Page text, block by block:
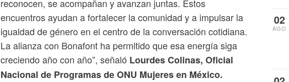
reconocen, se acompañan y avanzan juntas. Estos
encuentros ayudan a fortalecer la comunidad y a impulsar la
igualdad de género en el centro de la conversación cotidiana.
La alianza con Bonafont ha permitido que esa energía siga
creciendo año con año”, señaló Lourdes Colinas, Oficial
Nacional de Programas de ONU Mujeres en México.
02
AGO